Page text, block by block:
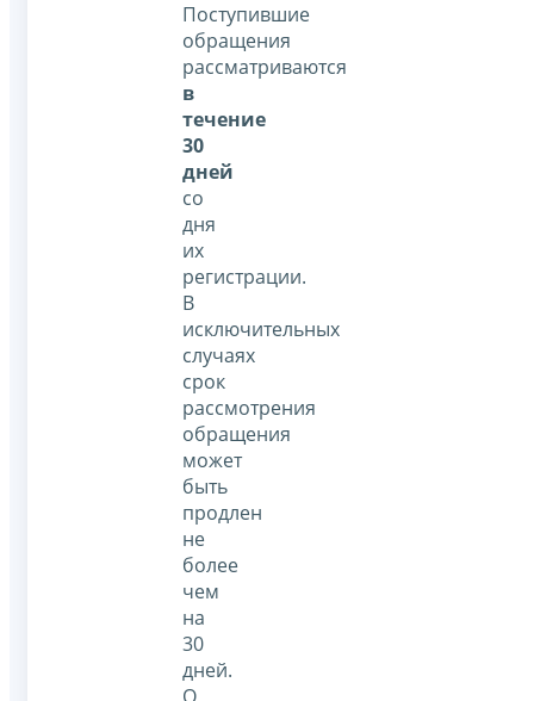
Поступившие
обращения
рассматриваются
в
течение
30
дней
со
дня
их
регистрации.
В
исключительных
случаях
срок
рассмотрения
обращения
может
быть
продлен
не
более
чем
на
30
дней.